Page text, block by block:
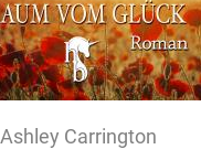
Ashley Carrington